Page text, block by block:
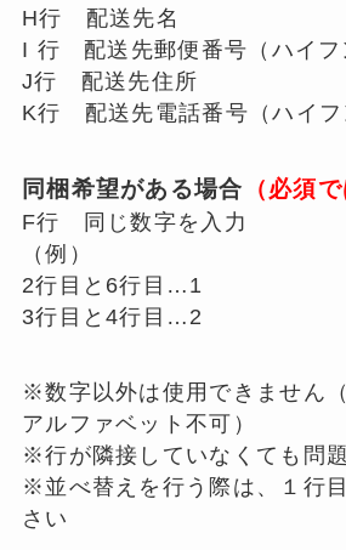
H行 配送先名
I 行 配送先郵便番号（ハイフ
J行 配送先住所
K行 配送先電話番号（ハイフ
同梱希望がある場合 （必須
F行 同じ数字を入力
（例）
2行目と6行目…1
3行目と4行目…2
※数字以外は使用できません
アルファベット不可）
※行が隣接していなくても問
※並べ替えを行う際は、１行
さい